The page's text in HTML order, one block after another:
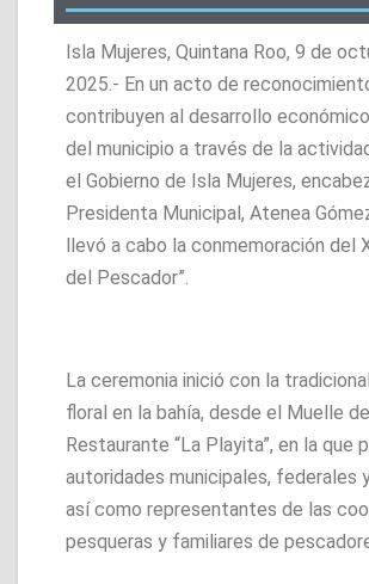
Isla Mujeres, Quintana Roo, 9 de
2025.- En un acto de
contribuyen al desarrollo
del municipio a través de la
el Gobierno de Isla Mujeres,
Presidenta Municipal, Atenea
llevó a cabo la conmemoración del
del Pescador”.
La ceremonia inició con la
floral en la bahía, desde el Muelle del
Restaurante “La Playita”, en la que
autoridades municipales, federales
así como representantes de las
pesqueras y familiares de